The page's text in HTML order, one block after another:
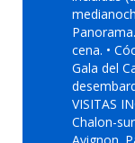
cena. •
Gala del
VISITAS
Chalon-
Avignon.